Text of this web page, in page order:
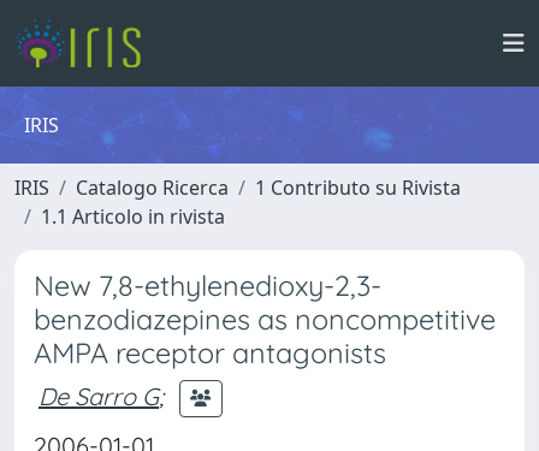
IRIS
IRIS Catalogo Ricerca
1 Contributo su Rivista
1.1 Articolo in rivista
New 7,8-ethylenedioxy-2,3-
benzodiazepines as noncompetitive
AMPA receptor antagonists
De Sarro G;